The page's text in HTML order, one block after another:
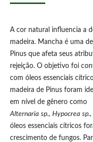
A cor natural influencia a
madeira. Mancha é uma
Pinus que afeta seus
rejeição. O objetivo foi
com óleos essenciais
madeira de Pinus foram
em nível de gênero como
Alternaria sp., Hypocrea sp.,
óleos essenciais cítricos
crescimento de fungos.